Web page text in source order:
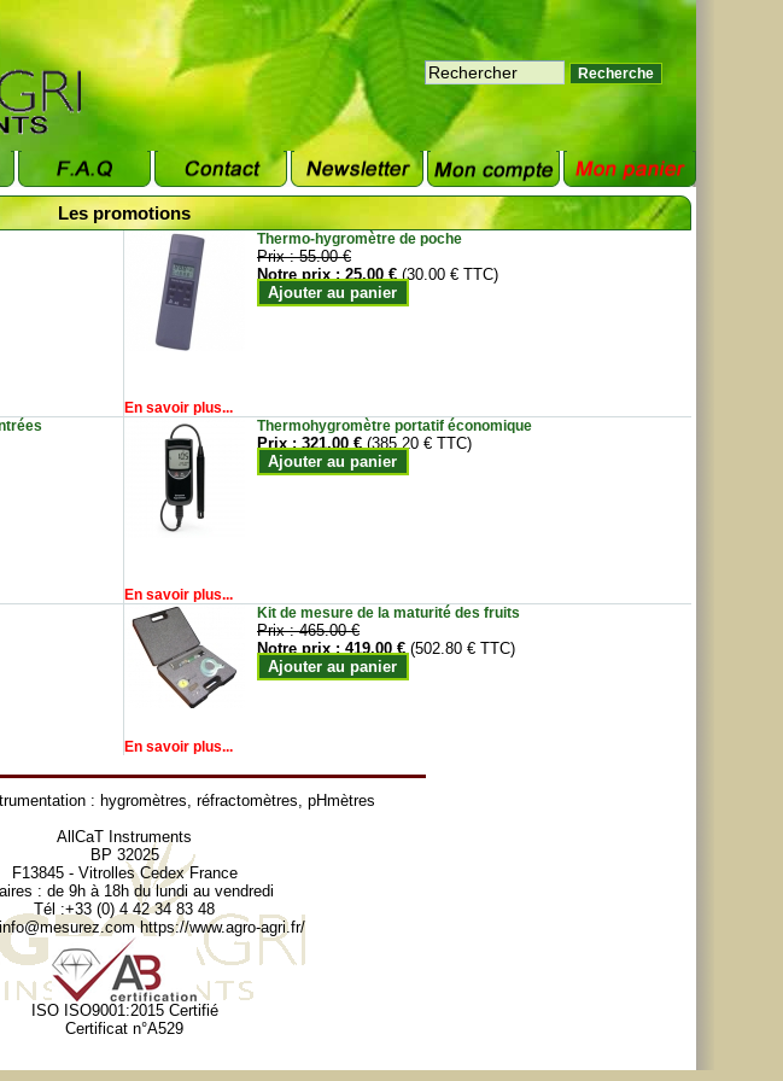
Les promotions
Thermo-hygromètre de poche
Prix :55.00 €
Notre prix :25.00 € (30.00 € TTC)
Ajouter au panier
En savoir plus...
Thermohygromètre portatif économique
Prix :321.00 € (385.20 € TTC)
Ajouter au panier
En savoir plus...
Kit de mesure de la maturité des fruits
Prix :465.00 €
Notre prix :419.00 € (502.80 € TTC)
Ajouter au panier
En savoir plus...
: hygromètres, réfractomètres, pHmètres
AllCaT Instruments
BP 32025
F13845 - Vitrolles Cedex France
: de 9h à 18h du lundi au vendredi
Tél :+33 (0) 4 42 34 83 48
info@mesurez.com https://www.agro-agri.fr/
ISO ISO9001:2015 Certifié
Certificat n°A529